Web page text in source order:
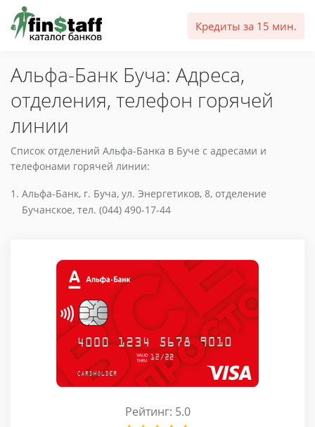
Кредиты за 15 мин.
Альфа-Банк Буча: Адреса,
отделения, телефон горячей
линии
Список отделений Альфа-Банка в Буче с адресами и
телефонами горячей линии:
Альфа-Банк, г. Буча, ул. Энергетиков, 8, отделение
Бучанское, тел. (044) 490-17-44
Рейтинг: 5.0